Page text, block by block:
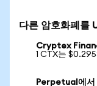
다른 암호화폐를
Cryptex
1 CTX는
Perpetual에서